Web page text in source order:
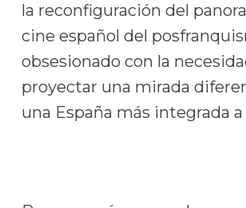
la reconfiguración del
cine español del
obsesionado con la
proyectar una mirada
una España más integrada a